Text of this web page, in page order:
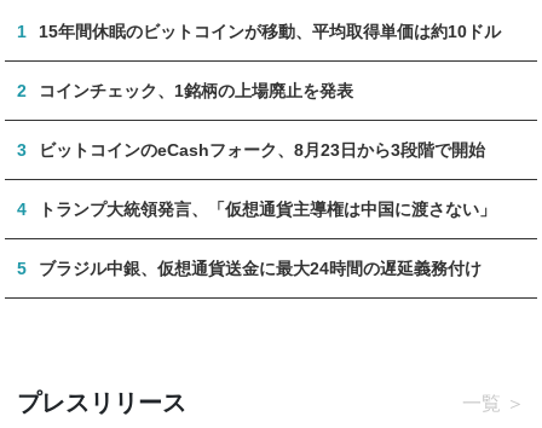
1 15年間休眠のビットコインが移動、平均取得単価は約10ドル
2 コインチェック、1銘柄の上場廃止を発表
3 ビットコインのeCashフォーク、8月23日から3段階で開始
4 トランプ大統領発言、「仮想通貨主導権は中国に渡さない」
5 ブラジル中銀、仮想通貨送金に最大24時間の遅延義務付け
プレスリリース 一覧